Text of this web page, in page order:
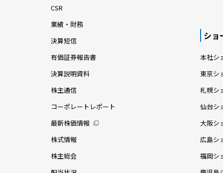
CSR
業績・財務
決算短信
有価証券報告書
決算説明資料
株主通信
コーポレートレポート
最新株価情報
株式情報
株主総会
ショ
本社シ
東京シ
札幌シ
仙台シ
大阪シ
広島シ
福岡シ